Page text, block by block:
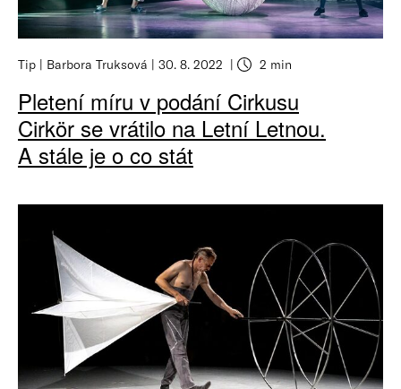
Tip Barbora Truksová 30. 8. 2022 2 min
Pletení míru v podání Cirkusu
Cirkör se vrátilo na Letní Letnou.
A stále je o co stát